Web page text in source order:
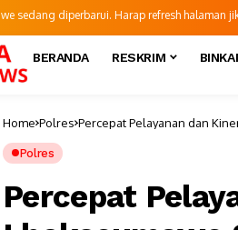
sedang diperbarui. Harap refresh halaman
BERANDA RESKRIM
Home Polres Percepat Pelayanan dan
Polres
Percepat